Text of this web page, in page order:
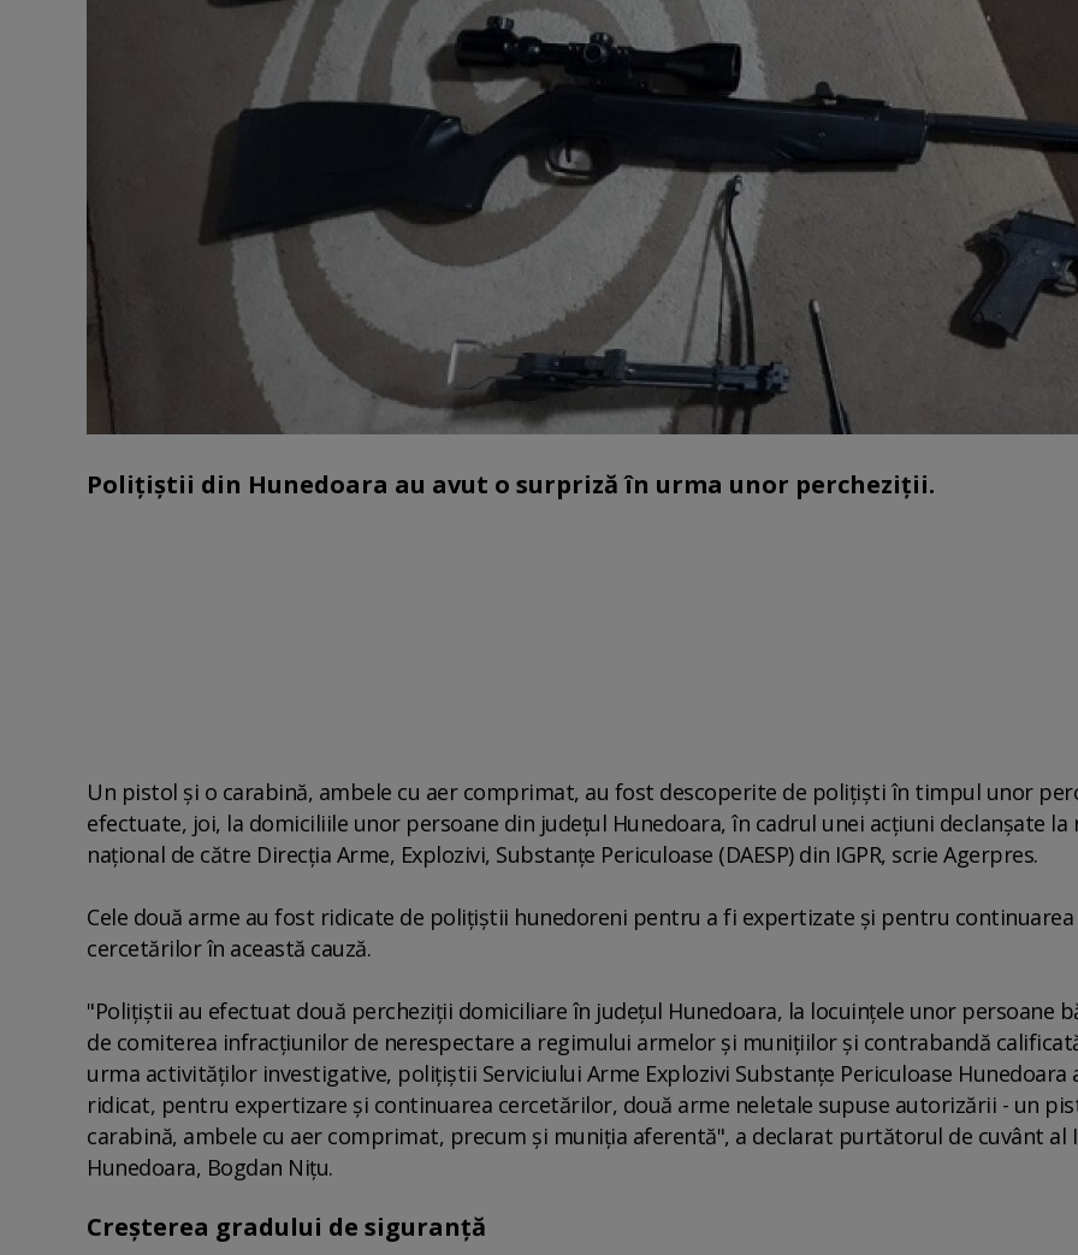
Polițiștii din Hunedoara au avut o surpriză în urma unor percheziții.
Un pistol şi o carabină, ambele cu aer comprimat, au fost descoperite de poliţişti în timpul unor
efectuate, joi, la domiciliile unor persoane din judeţul Hunedoara, în cadrul unei acţiuni declanşate la
naţional de către Direcţia Arme, Explozivi, Substanţe Periculoase (DAESP) din IGPR, scrie Agerpres.
Cele două arme au fost ridicate de poliţiştii hunedoreni pentru a fi expertizate şi pentru continuarea
cercetărilor în această cauză.
"Poliţiştii au efectuat două percheziţii domiciliare în judeţul Hunedoara, la locuinţele unor persoane
de comiterea infracţiunilor de nerespectare a regimului armelor şi muniţiilor şi contrabandă
urma activităţilor investigative, poliţiştii Serviciului Arme Explozivi Substanţe Periculoase Hunedoara
ridicat, pentru expertizare şi continuarea cercetărilor, două arme neletale supuse autorizării - un
carabină, ambele cu aer comprimat, precum şi muniţia aferentă", a declarat purtătorul de cuvânt al
Hunedoara, Bogdan Niţu.
Creşterea gradului de siguranţă